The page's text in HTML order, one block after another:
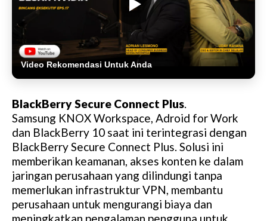
Video Rekomendasi Untuk Anda
BlackBerry Secure Connect Plus.
Samsung KNOX Workspace, Adroid for Work
dan BlackBerry 10 saat ini terintegrasi dengan
BlackBerry Secure Connect Plus. Solusi ini
memberikan keamanan, akses konten ke dalam
jaringan perusahaan yang dilindungi tanpa
memerlukan infrastruktur VPN, membantu
perusahaan untuk mengurangi biaya dan